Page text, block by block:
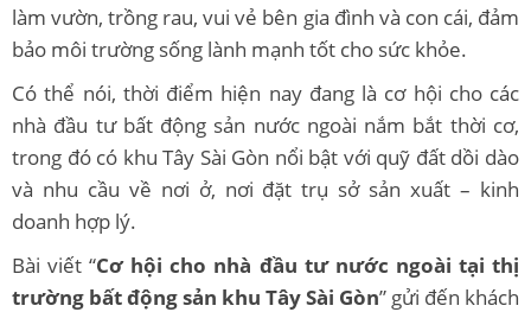
làm vườn, trồng rau, vui vẻ bên gia đình và con cái, đảm
bảo môi trường sống lành mạnh tốt cho sức khỏe.
Có thể nói, thời điểm hiện nay đang là cơ hội cho các
nhà đầu tư bất động sản nước ngoài nắm bắt thời cơ,
trong đó có khu Tây Sài Gòn nổi bật với quỹ đất dồi dào
và nhu cầu về nơi ở, nơi đặt trụ sở sản xuất – kinh
doanh hợp lý.
Bài viết “Cơ hội cho nhà đầu tư nước ngoài tại thị
trường bất động sản khu Tây Sài Gòn” gửi đến khách